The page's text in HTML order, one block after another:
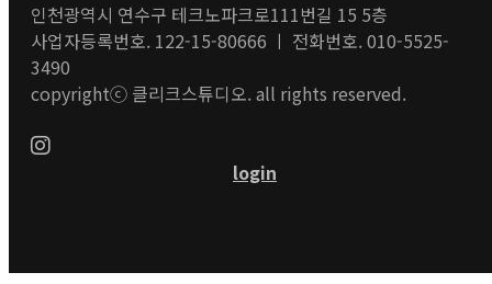
인천광역시 연수구 테크노파크로111번길 15 5층
사업자등록번호. 122-15-80666 ㅣ 전화번호. 010-5525-
3490
copyrightⓒ 클리크스튜디오. all rights reserved.
login